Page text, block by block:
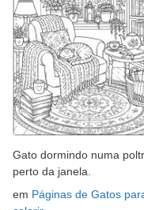
Gato dormindo numa
perto da janela.
em Páginas de Gatos